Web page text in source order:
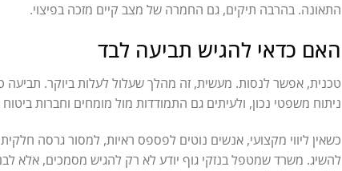
התאונה. בהרבה תיקים, גם החמרה של מצב קיים מזכה בפיצוי.
האם כדאי להגיש תביעה לבד
טכנית, אפשר לנסות. מעשית, זה מהלך שעלול לעלות ביוקר. תביעה
ניתוח משפטי נכון, ולעיתים גם התמודדות מול מומחים וחברות
כשאין ליווי מקצועי, אנשים נוטים לפספס ראיות, למסור גרסה
להשיג. משרד שמטפל בנזקי גוף יודע לא רק להגיש מסמכים, אלא